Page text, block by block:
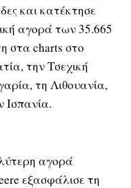
και κατέκτησε
αγορά των 35.665
στα charts στο
την Τσεχική
τη Λιθουανία,
Ισπανία.
αγορά
εξασφάλισε τη